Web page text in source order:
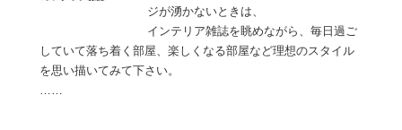
ジが湧かないときは、
インテリア雑誌を眺めながら、毎日過ご
していて落ち着く部屋、楽しくなる部屋など理想のスタイル
を思い描いてみて下さい。
……